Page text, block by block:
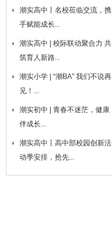
潮实高中丨名校莅临交流，携
手赋能成长...
潮实高中 | 校际联动聚合力 共
筑育人新路...
潮实小学 | “潮BA” 我们不说再
见！ ...
潮实初中 | 青春不迷茫，健康
伴成长...
潮实高中丨高中部校园创新活
动季安排，抢先...